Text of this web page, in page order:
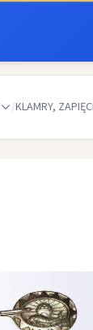
/KLAMRY,